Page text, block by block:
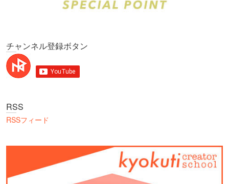
チャンネル登録ボタン
RSS
RSSフィード